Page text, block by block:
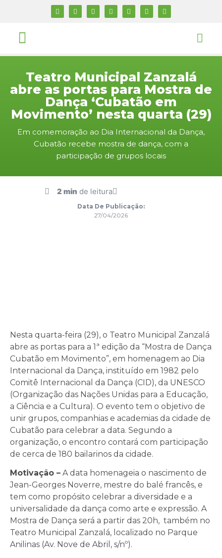
Teatro Municipal Zanzalá
abre as portas para Mostra de
Dança ‘Cubatão em
Movimento’ nesta quarta (29)
Em comemoração ao Dia Internacional da Dança,
Cubatão recebe mostra de dança, com a
participação de grupos locais
2 min de leitura
Data De Publicação:
27/04/2026
Nesta quarta-feira (29), o Teatro Municipal Zanzalá
abre as portas para a 1ª edição da “Mostra de Dança
Cubatão em Movimento”, em homenagem ao Dia
Internacional da Dança, instituído em 1982 pelo
Comitê Internacional da Dança (CID), da UNESCO
(Organização das Nações Unidas para a Educação,
a Ciência e a Cultura). O evento tem o objetivo de
unir grupos, companhias e academias da cidade de
Cubatão para celebrar a data. Segundo a
organização, o encontro contará com participação
de cerca de 180 bailarinos da cidade.
Motivação – A data homenageia o nascimento de
Jean-Georges Noverre, mestre do balé francês, e
tem como propósito celebrar a diversidade e a
universalidade da dança como arte e expressão. A
Mostra de Dança será a partir das 20h, também no
Teatro Municipal Zanzalá, localizado no Parque
Anilinas (Av. Nove de Abril, s/nº).